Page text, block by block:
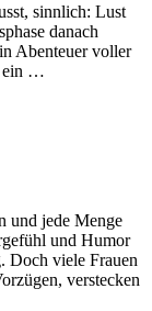
sinnlich: Lust
danach
Abenteuer voller
ein …
und jede Menge
und Humor
Doch viele Frauen
verstecken